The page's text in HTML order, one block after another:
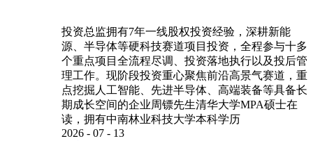
投资总监拥有7年一线股权投资经验，深耕新能
源、半导体等硬科技赛道项目投资，全程参与十多
个重点项目全流程尽调、投资落地执行以及投后管
理工作。现阶段投资重心聚焦前沿高景气赛道，重
点挖掘人工智能、先进半导体、高端装备等具备长
期成长空间的企业周镖先生清华大学MPA硕士在
读，拥有中南林业科技大学本科学历
2026 - 07 - 13